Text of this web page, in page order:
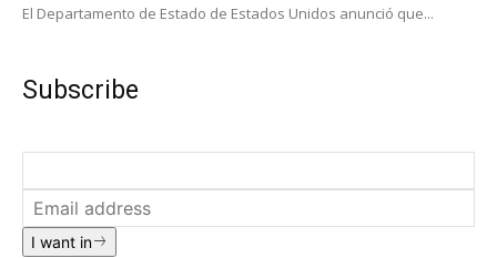
El Departamento de Estado de Estados Unidos anunció que...
Subscribe
I want in